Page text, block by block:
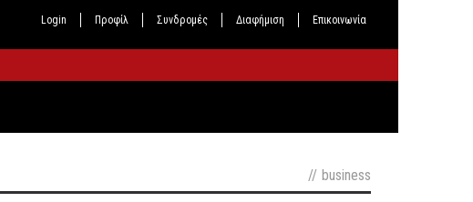
Login Προφίλ Συνδρομές Διαφήμιση Επικοινωνία
// business